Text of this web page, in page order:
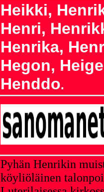
Heikki,
Henri,
Henrika,
Hegon,
Henddo.
Pyhän Henrikin
köyliöläinen